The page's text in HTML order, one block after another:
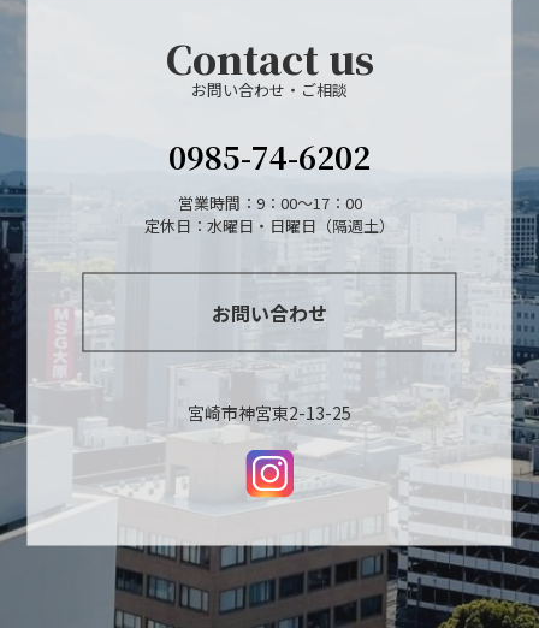
Contact us
お問い合わせ・ご相談
0985-74-6202
営業時間：9：00～17：00
定休日：水曜日・日曜日（隔週土）
お問い合わせ
宮崎市神宮東2-13-25